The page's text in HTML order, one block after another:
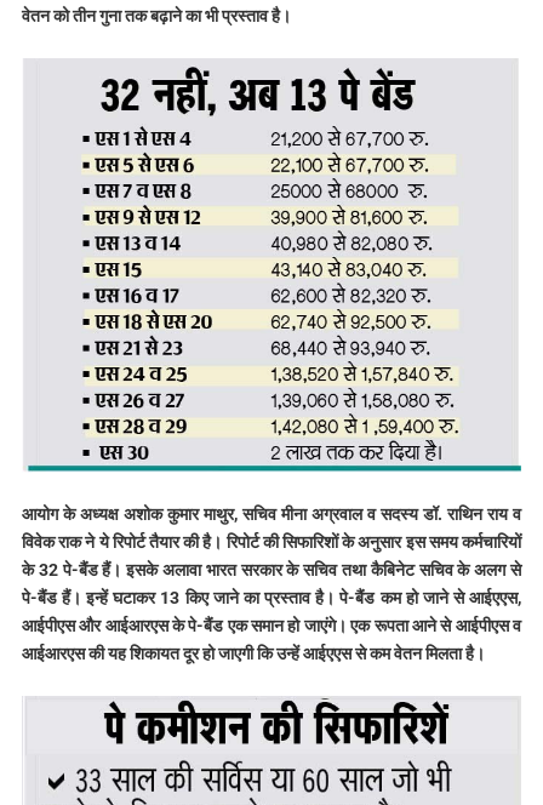
वेतन को तीन गुना तक बढ़ाने का भी प्रस्ताव है।
आयोग के अध्यक्ष अशोक कुमार माथुर, सचिव मीना अग्रवाल व सदस्य डॉ. राथिन राय व
विवेक राक ने ये रिपोर्ट तैयार की है। रिपोर्ट की सिफारिशों के अनुसार इस समय कर्मचारियों
के 32 पे-बैंड हैं। इसके अलावा भारत सरकार के सचिव तथा कैबिनेट सचिव के अलग से
पे-बैंड हैं। इन्हें घटाकर 13 किए जाने का प्रस्ताव है। पे-बैंड कम हो जाने से आईएएस,
आईपीएस और आईआरएस के पे-बैंड एक समान हो जाएंगे। एक रूपता आने से आईपीएस व
आईआरएस की यह शिकायत दूर हो जाएगी कि उन्हें आईएएस से कम वेतन मिलता है।